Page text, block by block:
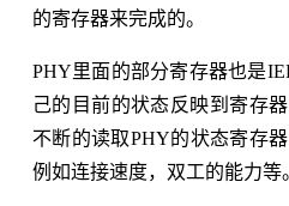
的寄存器来完成的。
PHY里面的部分寄存器也是
己的目前的状态反映到寄存
不断的读取PHY的状态寄存
例如连接速度，双工的能力等